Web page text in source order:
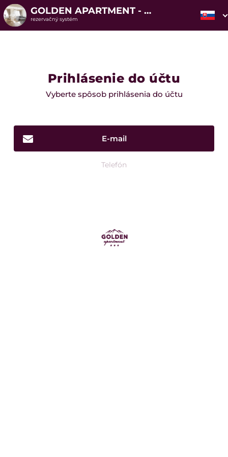
GOLDEN APARTMENT - VYSOKÉ TATRY
rezervačný systém
Prihlásenie do účtu
Vyberte spôsob prihlásenia do účtu
E-mail
Telefón